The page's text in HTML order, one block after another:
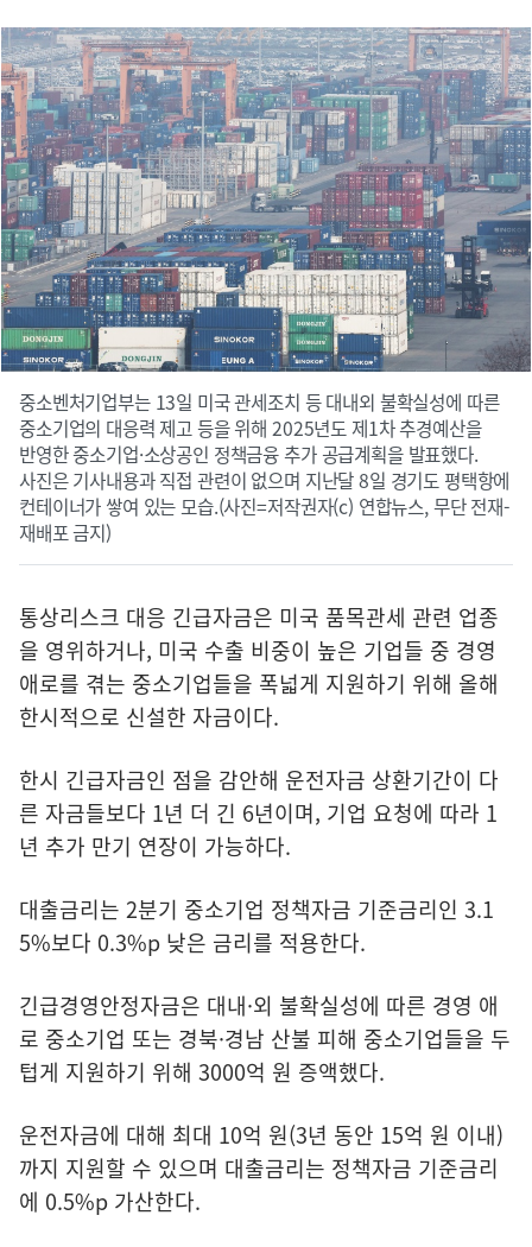
중소벤처기업부는 13일 미국 관세조치 등 대내외 불확실성에 따른
중소기업의 대응력 제고 등을 위해 2025년도 제1차 추경예산을
반영한 중소기업·소상공인 정책금융 추가 공급계획을 발표했다.
사진은 기사내용과 직접 관련이 없으며 지난달 8일 경기도 평택항에
컨테이너가 쌓여 있는 모습.(사진=저작권자(c) 연합뉴스, 무단 전재-
재배포 금지)
통상리스크 대응 긴급자금은 미국 품목관세 관련 업종
을 영위하거나, 미국 수출 비중이 높은 기업들 중 경영
애로를 겪는 중소기업들을 폭넓게 지원하기 위해 올해
한시적으로 신설한 자금이다.
한시 긴급자금인 점을 감안해 운전자금 상환기간이 다
른 자금들보다 1년 더 긴 6년이며, 기업 요청에 따라 1
년 추가 만기 연장이 가능하다.
대출금리는 2분기 중소기업 정책자금 기준금리인 3.1
5%보다 0.3%p 낮은 금리를 적용한다.
긴급경영안정자금은 대내·외 불확실성에 따른 경영 애
로 중소기업 또는 경북·경남 산불 피해 중소기업들을 두
텁게 지원하기 위해 3000억 원 증액했다.
운전자금에 대해 최대 10억 원(3년 동안 15억 원 이내)
까지 지원할 수 있으며 대출금리는 정책자금 기준금리
에 0.5%p 가산한다.